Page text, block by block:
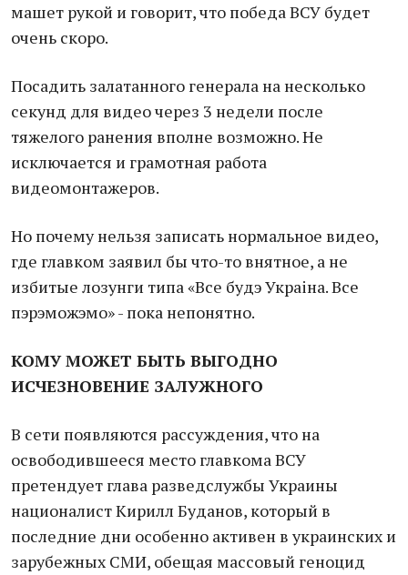
машет рукой и говорит, что победа ВСУ будет
очень скоро.
Посадить залатанного генерала на несколько
секунд для видео через 3 недели после
тяжелого ранения вполне возможно. Не
исключается и грамотная работа
видеомонтажеров.
Но почему нельзя записать нормальное видео,
где главком заявил бы что-то внятное, а не
избитые лозунги типа «Все будэ Украiна. Все
пэрэможэмо» - пока непонятно.
КОМУ МОЖЕТ БЫТЬ ВЫГОДНО
ИСЧЕЗНОВЕНИЕ ЗАЛУЖНОГО
В сети появляются рассуждения, что на
освободившееся место главкома ВСУ
претендует глава разведслужбы Украины
националист Кирилл Буданов, который в
последние дни особенно активен в украинских и
зарубежных СМИ, обещая массовый геноцид